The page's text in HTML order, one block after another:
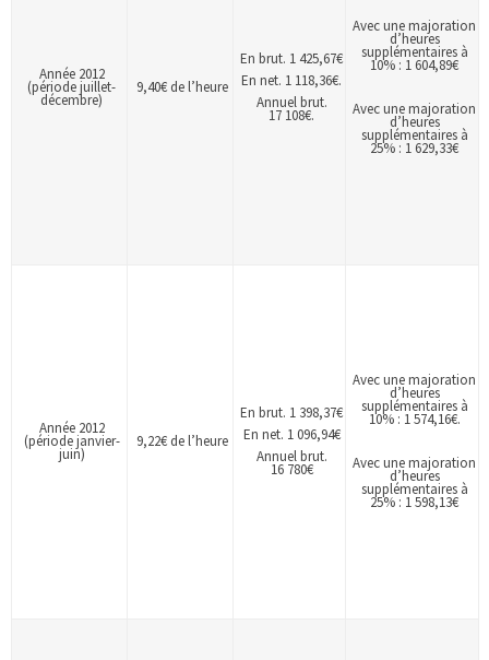
Année 2012
(période juillet-
décembre)
9,40€ de l’heure
En brut. 1 425,67€
En net. 1 118,36€.
Annuel brut.
17 108€.
Avec une majoration
d’heures
supplémentaires à
10% : 1 604,89€
Avec une majoration
d’heures
supplémentaires à
25% : 1 629,33€
Année 2012
(période janvier-
juin)
9,22€ de l’heure
En brut. 1 398,37€
En net. 1 096,94€
Annuel brut.
16 780€
Avec une majoration
d’heures
supplémentaires à
10% : 1 574,16€.
Avec une majoration
d’heures
supplémentaires à
25% : 1 598,13€